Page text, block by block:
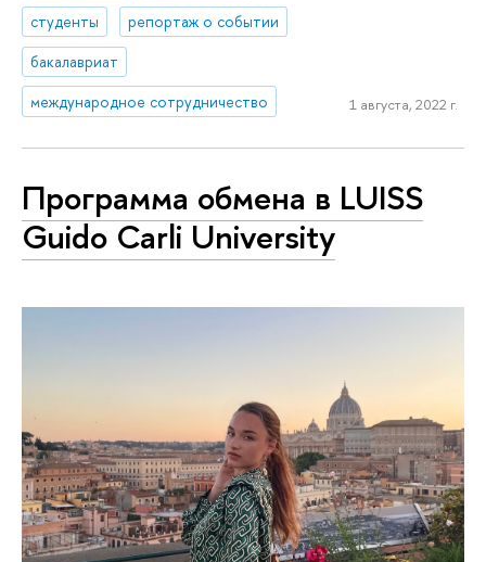
студенты
репортаж о событии
бакалавриат
международное сотрудничество
1 августа, 2022 г.
Программа обмена в LUISS
Guido Carli University